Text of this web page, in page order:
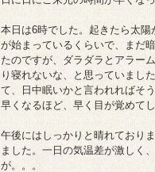
本日は6時でした。起きたら太
が始まっているくらいで、まだ
たのですが、ダラダラとアラー
り寝れないな、と思っていまし
て、日中眠いかと言われればそ
早くなるほど、早く目が覚めて
午後にはしっかりと晴れており
ました。一日の気温差が激しく
が。。。